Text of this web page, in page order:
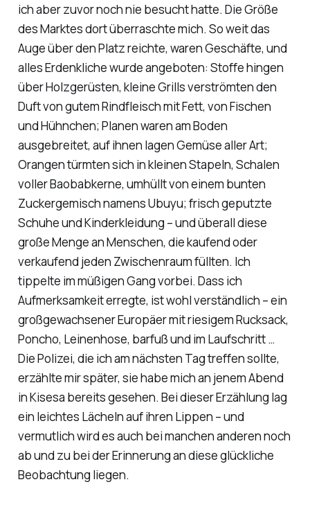
ich aber zuvor noch nie besucht hatte. Die Größe
des Marktes dort überraschte mich. So weit das
Auge über den Platz reichte, waren Geschäfte, und
alles Erdenkliche wurde angeboten: Stoffe hingen
über Holzgerüsten, kleine Grills verströmten den
Duft von gutem Rindfleisch mit Fett, von Fischen
und Hühnchen; Planen waren am Boden
ausgebreitet, auf ihnen lagen Gemüse aller Art;
Orangen türmten sich in kleinen Stapeln, Schalen
voller Baobabkerne, umhüllt von einem bunten
Zuckergemisch namensUbuyu; frisch geputzte
Schuhe und Kinderkleidung – und überall diese
große Menge an Menschen, die kaufend oder
verkaufend jeden Zwischenraum füllten. Ich
tippelte im müßigen Gang vorbei. Dass ich
Aufmerksamkeit erregte, ist wohl verständlich – ein
großgewachsener Europäer mit riesigem Rucksack,
Poncho, Leinenhose, barfuß und im Laufschritt …
Die Polizei, die ich am nächsten Tag treffen sollte,
erzählte mir später, sie habe mich an jenem Abend
in Kisesa bereits gesehen. Bei dieser Erzählung lag
ein leichtes Lächeln auf ihren Lippen – und
vermutlich wird es auch bei manchen anderen noch
ab und zu bei der Erinnerung an diese glückliche
Beobachtung liegen.